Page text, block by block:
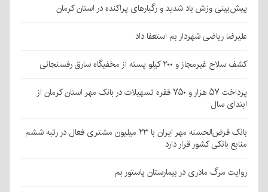
پیش‌بینی وزش باد شدید و رگبارهای پراکنده در استان کرمان
علیرضا ریاضی شهردار بم استعفا داد
کشف سلاح غیرمجاز و ۲۰۰ کیلو پسته از مخفیگاه سارق رفسنجانی
پرداخت ۵۷ هزار و ۷۵۰ فقره تسهیلات در بانک مهر استان کرمان از
ابتدای سال
بانک قرض‌الحسنه مهر ایران با ۲۳ میلیون مشتری فعال در رتبه ششم
منابع بانکی کشور قرار دارد
روایت مرگ مادری در بیمارستان پاستور بم